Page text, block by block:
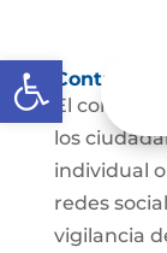
Abrir barra de
Control
El control
los
individual
redes
vigilancia